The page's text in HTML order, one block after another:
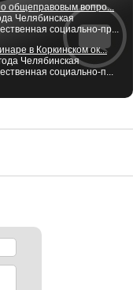
общеправовым вопро...
Челябинская
социально-пр...
в Коркинском ок...
Челябинская
социально-п...